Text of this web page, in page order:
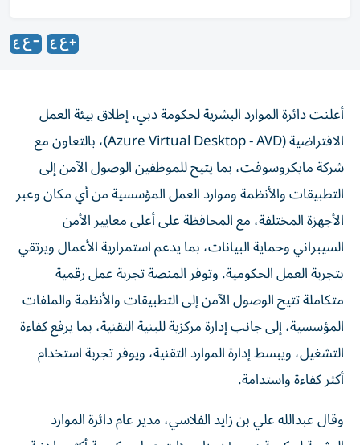
أعلنت دائرة الموارد البشرية لحكومة دبي، إطلاق بيئة العمل
الافتراضية (Azure Virtual Desktop - AVD)، بالتعاون مع
شركة مايكروسوفت، بما يتيح للموظفين الوصول الآمن إلى
التطبيقات والأنظمة وموارد العمل المؤسسية من أي مكان وعبر
الأجهزة المختلفة، مع المحافظة على أعلى معايير الأمن
السيبراني وحماية البيانات، بما يدعم استمرارية الأعمال ويرتقي
بتجربة العمل الحكومية. وتوفر المنصة تجربة عمل رقمية
متكاملة تتيح الوصول الآمن إلى التطبيقات والأنظمة والملفات
المؤسسية، إلى جانب إدارة مركزية للبنية التقنية، بما يرفع كفاءة
التشغيل، ويبسط إدارة الموارد التقنية، ويوفر تجربة استخدام
أكثر كفاءة واستدامة.
البشرية لحكومة دبي، إن بناء بيئات عمل حكومية أكثر جاهزية